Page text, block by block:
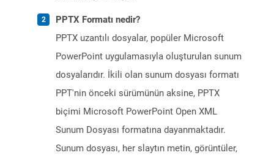
PPTX Formatı nedir?
PPTX uzantılı dosyalar, popüler Microsoft
PowerPoint uygulamasıyla oluşturulan sunum
dosyalarıdır. İkili olan sunum dosyası formatı
PPT'nin önceki sürümünün aksine, PPTX
biçimi Microsoft PowerPoint Open XML
Sunum Dosyası formatına dayanmaktadır.
Sunum dosyası, her slaytın metin, görüntüler,